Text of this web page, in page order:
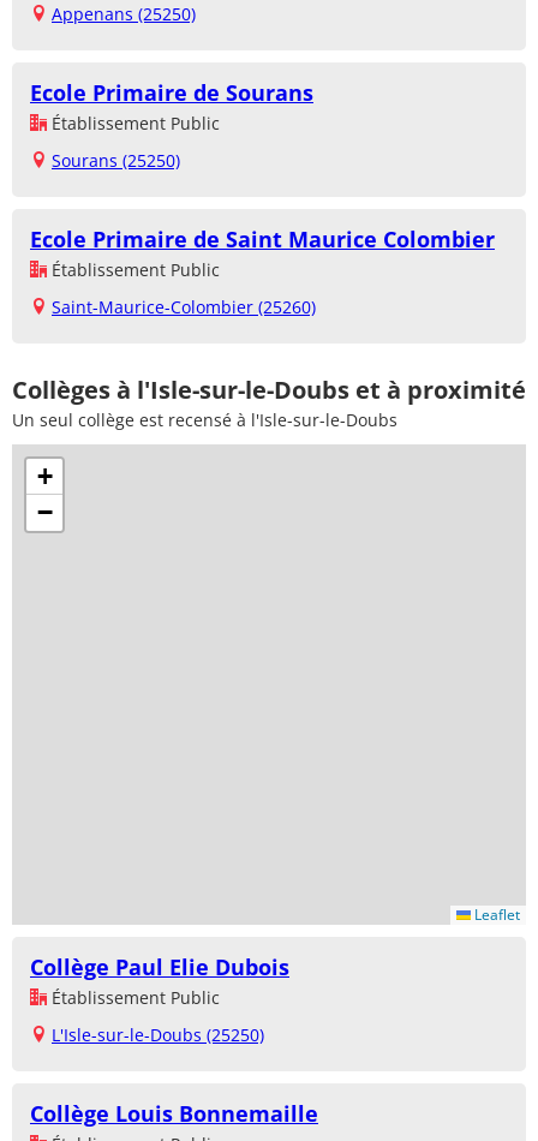
Appenans (25250)
Ecole Primaire de Sourans
Établissement Public
Sourans (25250)
Ecole Primaire de Saint Maurice Colombier
Établissement Public
Saint-Maurice-Colombier (25260)
Collèges à l'Isle-sur-le-Doubs et à proximité
Un seul collège est recensé à l'Isle-sur-le-Doubs
+
−
Leaflet
Collège Paul Elie Dubois
Établissement Public
L'Isle-sur-le-Doubs (25250)
Collège Louis Bonnemaille